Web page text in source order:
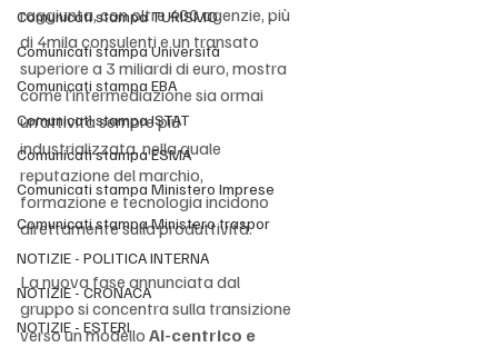
Comunicati stampa TURISMO
Comunicati stampa Università
Comunicati stampa EBA
Comunicati stampa ISTAT
Comunicati stampa ESMA
Comunicati stampa Ministero Imprese
Comunicati stampa Ministero traspor
NOTIZIE - POLITICA INTERNA
NOTIZIE - CRONACA
NOTIZIE - ESTERI
raggiunta, con oltre 400 agenzie, più
di 4mila consulenti e un transato
superiore a 3 miliardi di euro, mostra
come l’intermediazione sia ormai
un’attività sempre più
industrializzata, nella quale
reputazione del marchio,
formazione e tecnologia incidono
direttamente sulla produttività.
La nuova fase annunciata dal
gruppo si concentra sulla transizione
verso un modello AI-centrico e